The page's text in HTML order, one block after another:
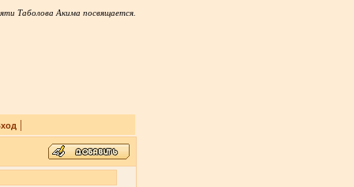
Таболова Акима посвящается.
|